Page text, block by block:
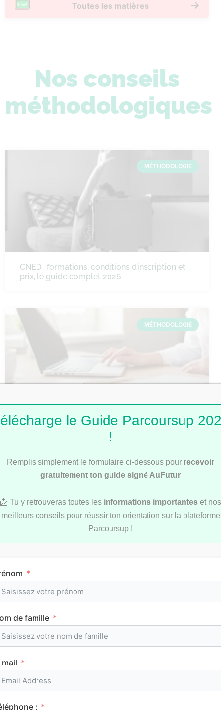
Toutes les matières
Nos conseils
méthodologiques
MÉTHODOLOGIE
CNED : formations, conditions d’inscription et
prix, le guide complet 2026
MÉTHODOLOGIE
Comment faire une fiche de révision ?
MÉTHODOLOGIE
Comment réviser pendant les vacances d’été
au lycée ?
le Guide Parcoursup
!
Remplis simplement le formulaire ci-dessous pour recevoir
gratuitement ton guide signé AuFutur
📩 Tu y retrouveras toutes les informations importantes et nos
meilleurs conseils pour réussir ton orientation sur la plateforme
Parcoursup !
de famille
: